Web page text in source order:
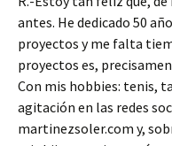
antes. He dedicado 50
proyectos y me falta
proyectos es,
Con mis hobbies: tenis,
agitación en las redes
martinezsoler.com y,